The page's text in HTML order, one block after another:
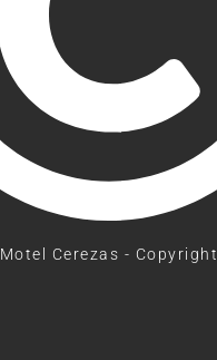
Motel Cerezas - Copyright